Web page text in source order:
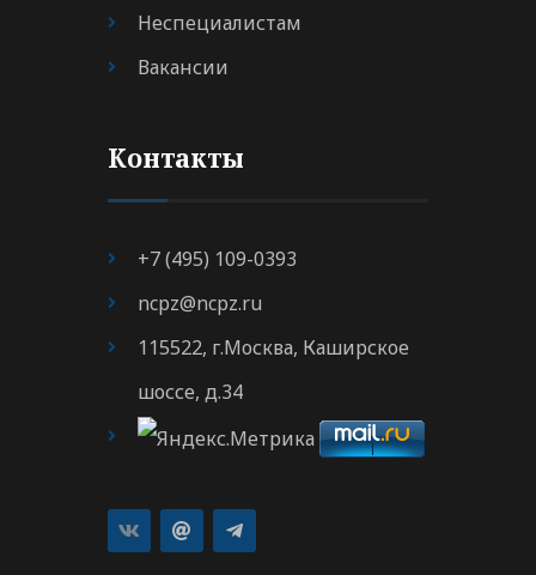
Неспециалистам
Вакансии
Контакты
+7 (495) 109-0393
ncpz@ncpz.ru
115522, г.Москва, Каширское
шоссе, д.34